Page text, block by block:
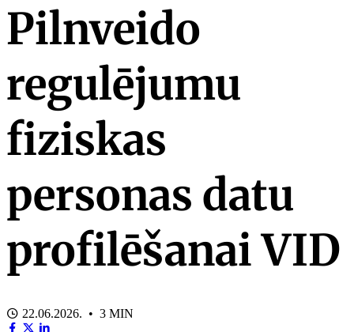
Pilnveido
regulējumu
fiziskas
personas datu
profilēšanai VID
22.06.2026. • 3 MIN